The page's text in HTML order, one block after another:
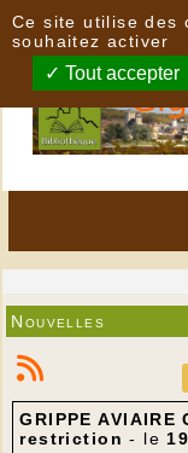
Nouvelles
GRIPPE
restriction - le
Ce site utilise des
souhaitez activer
Tout accepter